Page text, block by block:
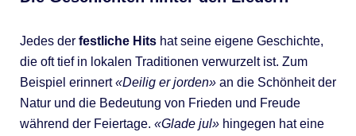
Jedes der festliche Hitshat seine eigene Geschichte,
die oft tief in lokalen Traditionen verwurzelt ist. Zum
Beispiel erinnert«Deilig er jorden»an die Schönheit der
Natur und die Bedeutung von Frieden und Freude
während der Feiertage. «Glade jul»hingegen hat eine